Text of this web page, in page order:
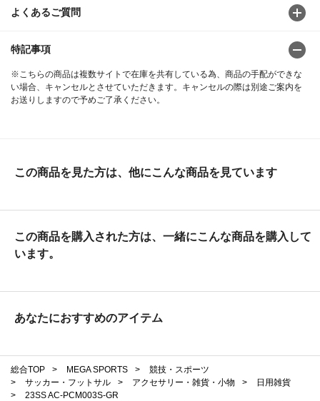
よくあるご質問
特記事項
※こちらの商品は複数サイトで在庫を共有している為、商品の手配ができな
い場合、キャンセルとさせていただきます。キャンセルの際は別途ご案内を
お送りしますので予めご了承ください。
この商品を見た方は、他にこんな商品を見ています
この商品を購入された方は、一緒にこんな商品を購入して
います。
あなたにおすすめのアイテム
総合TOP > MEGA SPORTS >
競技・スポーツ
>
サッカー・フットサル > アクセサリー・雑貨・小物 >
日用雑貨
>
23SS AC-PCM003S-GR